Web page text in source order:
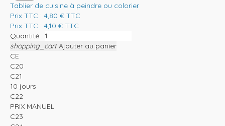
Tablier de cuisine à peindre ou colorier
Prix TTC : 4,80 € TTC
Prix TTC : 4,10 € TTC
Quantité :
shopping_cart Ajouter au panier
CE
C20
C21
10 jours
C22
PRIX MANUEL
C23